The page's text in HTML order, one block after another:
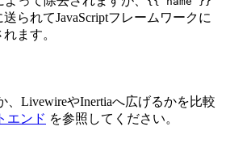
られてJavaScriptフレームワークに
ます。
、LivewireやInertiaへ広げるかを比較
エンド を参照してください。